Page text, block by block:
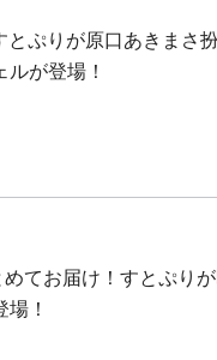
ぷりが原口あきまさ
が登場！
てお届け！すとぷり
！